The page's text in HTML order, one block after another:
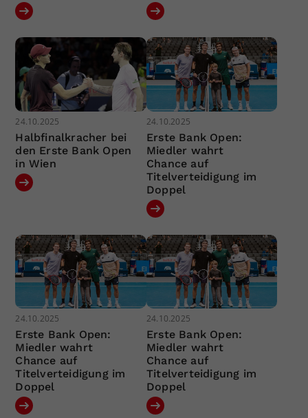
24.10.2025
Halbfinalkracher bei
den Erste Bank Open
in Wien
24.10.2025
Erste Bank Open:
Miedler wahrt
Chance auf
Titelverteidigung im
Doppel
24.10.2025
Erste Bank Open:
Miedler wahrt
Chance auf
Titelverteidigung im
Doppel
24.10.2025
Erste Bank Open:
Miedler wahrt
Chance auf
Titelverteidigung im
Doppel